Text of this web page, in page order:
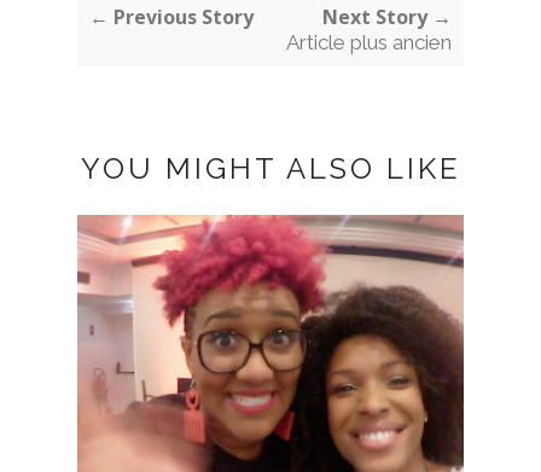
← Previous Story Next Story →
Article plus ancien
YOU MIGHT ALSO LIKE